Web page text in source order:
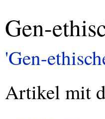
Gen-
'Gen-
Artikel mit